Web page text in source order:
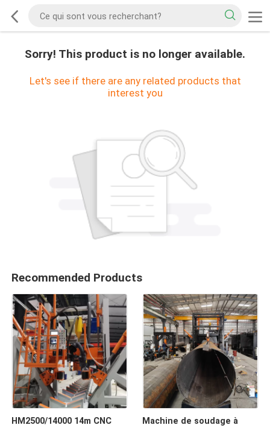
Sorry! This product is no longer available.
Let's see if there are any related products that
interest you
Recommended Products
HM2500/14000 14m CNC
Machine de soudage à